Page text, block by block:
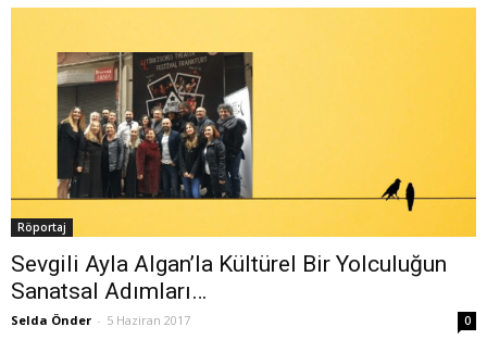
Röportaj
Sevgili Ayla Algan’la Kültürel Bir Yolculuğun
Sanatsal Adımları…
Selda Önder - 5 Haziran 2017 0